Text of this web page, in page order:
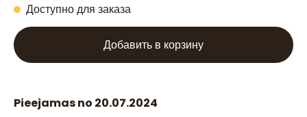
Доступно для заказа
Добавить в корзину
Pieejamas no 20.07.2024